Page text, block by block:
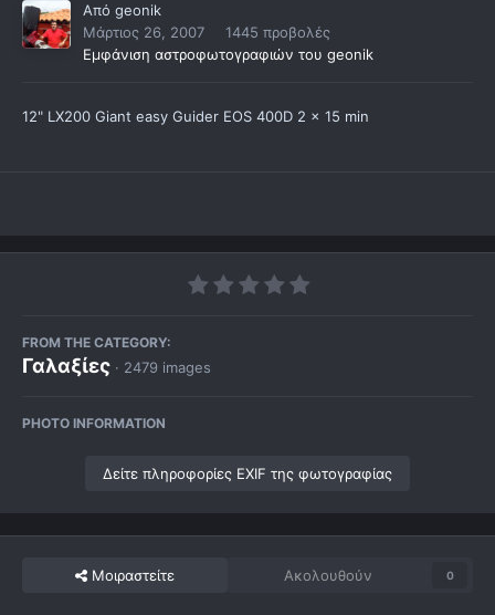
Από geonik
Μάρτιος 26, 2007
1445 προβολές
Εμφάνιση αστροφωτογραφιών του geonik
12" LX200 Giant easy Guider EOS 400D 2 x 15 min
FROM THE CATEGORY:
Γαλαξίες · 2479 images
PHOTO INFORMATION
Δείτε πληροφορίες EXIF της φωτογραφίας
Μοιραστείτε Ακολουθούν 0